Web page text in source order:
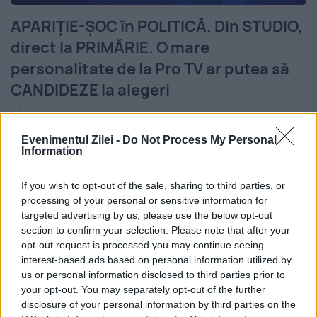
Evenimentul Zilei - Do Not Process My Personal
Information
If you wish to opt-out of the sale, sharing to third parties, or
processing of your personal or sensitive information for
targeted advertising by us, please use the below opt-out
section to confirm your selection. Please note that after your
opt-out request is processed you may continue seeing
interest-based ads based on personal information utilized by
us or personal information disclosed to third parties prior to
your opt-out. You may separately opt-out of the further
disclosure of your personal information by third parties on the
APARIȚIE-ȘOC în POLITICĂ. Din STUDIO,
direct la PRIMĂRIE. O mare
personalitate de la Pro TV ar putea să
CANDIDEZE la alegeri
6 MAI 2018
Una dintre cele mai cunoscute fețe de pe
telespectatorilor. Faimoasa prezentatoare
de la Pro TV își propune să intre în politică.
Prezentatoarea...